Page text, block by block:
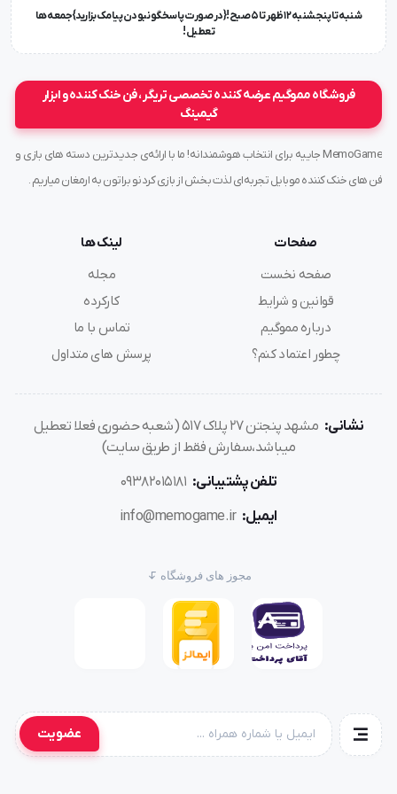
شنبه تا پنجشنبه ۱۲ ظهر تا 5 صبح!{در صورت پاسخگو نبودن پیامک بزارید} جمعه ها
تعطیل !
فروشگاه مموگیم عرضه کننده تخصصی تریگر ، فن خنک کننده و ابزار
گیمینگ
MemoGame جاییه برای انتخاب هوشمندانه! ما با ارائه‌ی جدیدترین دسته های بازی و
فن های خنک کننده موبایل تجربه‌ای لذت بخش از بازی کردنو براتون به ارمغان میاریم .
صفحات
صفحه نخست
قوانین و شرایط
درباره مموگیم
چطور اعتماد کنم؟
لینک ها
مجله
کارکرده
تماس با ما
پرسش های متداول
نشانی:
مشهد پنجتن ۲۷ پلاک ۵۱۷ (شعبه حضوری فعلا تعطیل
میباشد،سفارش فقط از طریق سایت)
تلفن پشتیبانی: ۰۹۳۸۲۰۱۵۱۸۱
ایمیل: info@memogame.ir
مجوز های فروشگاه
عضویت